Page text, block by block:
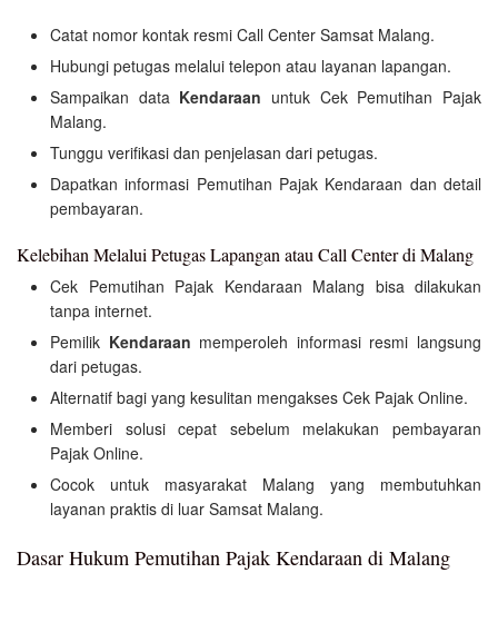
Catat nomor kontak resmi Call Center Samsat Malang.
Hubungi petugas melalui telepon atau layanan lapangan.
Sampaikan data Kendaraan untuk Cek Pemutihan Pajak
Malang.
Tunggu verifikasi dan penjelasan dari petugas.
Dapatkan informasi Pemutihan Pajak Kendaraan dan detail
pembayaran.
Kelebihan Melalui Petugas Lapangan atau Call Center di Malang
Cek Pemutihan Pajak Kendaraan Malang bisa dilakukan
tanpa internet.
Pemilik Kendaraan memperoleh informasi resmi langsung
dari petugas.
Alternatif bagi yang kesulitan mengakses Cek Pajak Online.
Memberi solusi cepat sebelum melakukan pembayaran
Pajak Online.
Cocok untuk masyarakat Malang yang membutuhkan
layanan praktis di luar Samsat Malang.
Dasar Hukum Pemutihan Pajak Kendaraan di Malang